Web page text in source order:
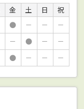
金 土 日
祝
● － －
－
－ ● －
－
● － － －